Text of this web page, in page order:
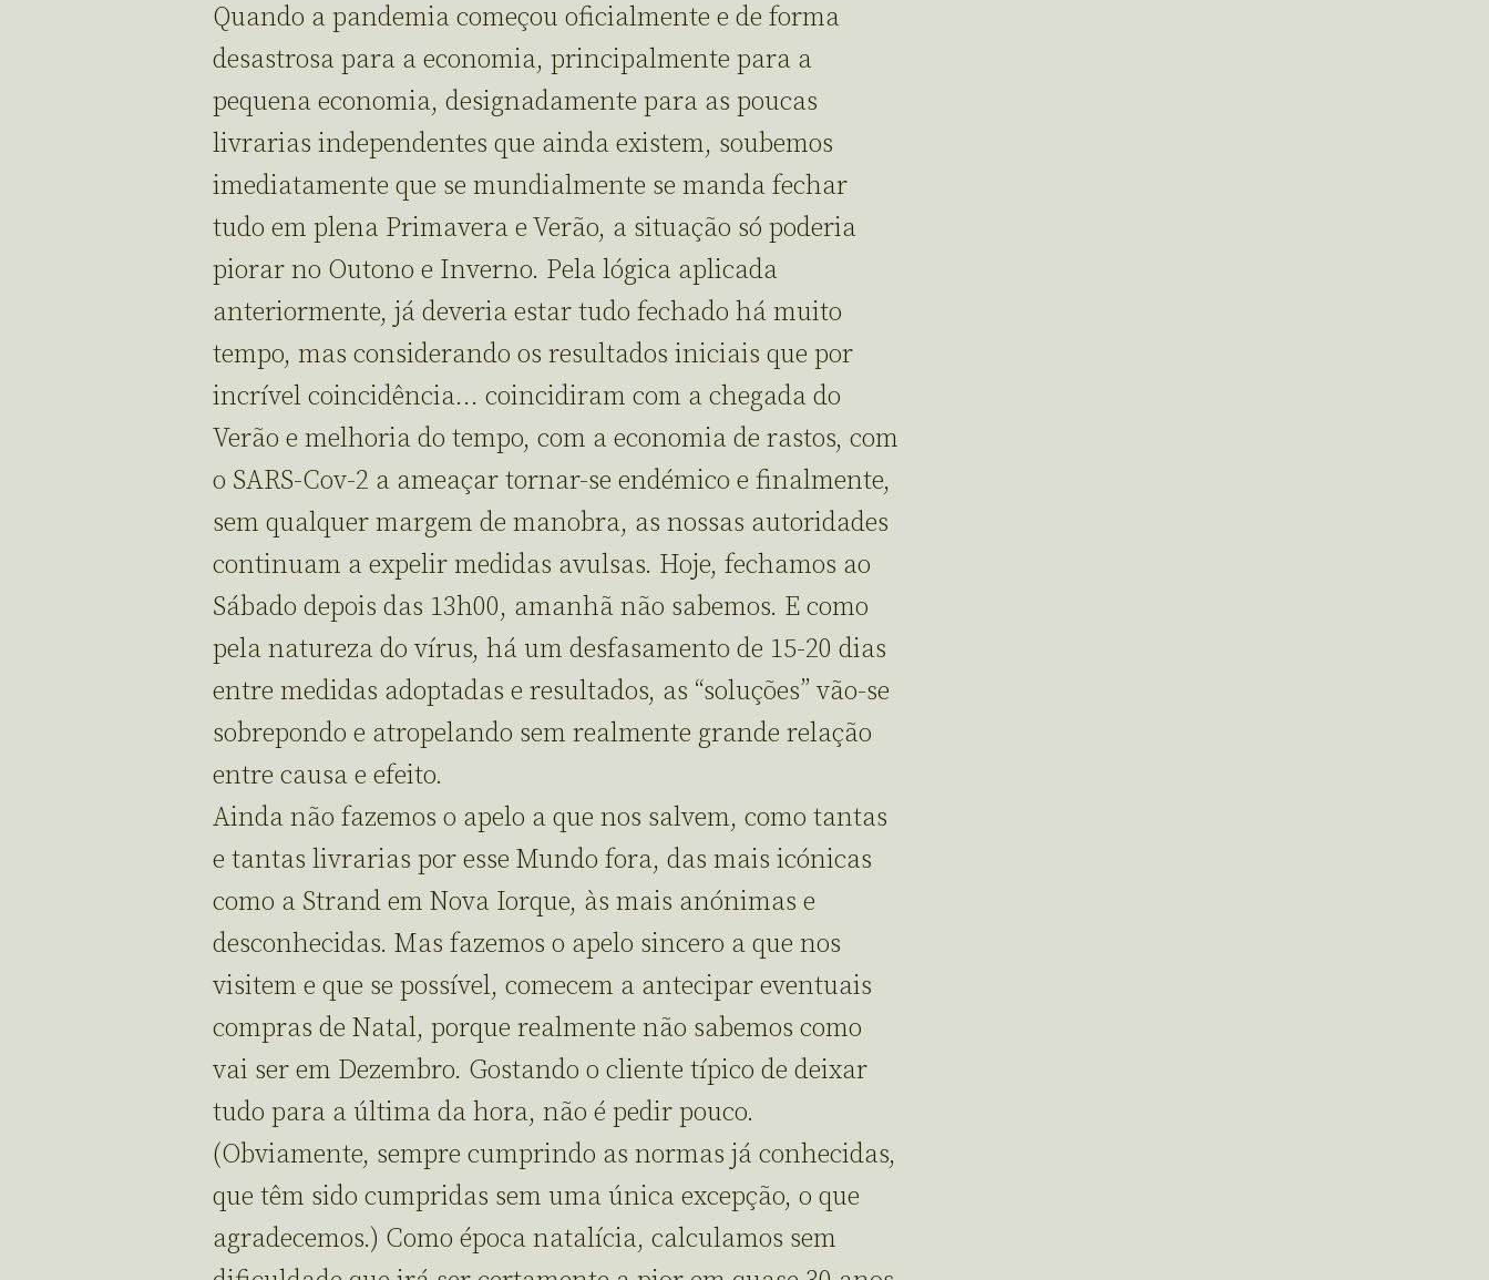
Quando a pandemia começou oficialmente e de forma
desastrosa para a economia, principalmente para a
pequena economia, designadamente para as poucas
livrarias independentes que ainda existem, soubemos
imediatamente que se mundialmente se manda fechar
tudo em plena Primavera e Verão, a situação só poderia
piorar no Outono e Inverno. Pela lógica aplicada
anteriormente, já deveria estar tudo fechado há muito
tempo, mas considerando os resultados iniciais que por
incrível coincidência… coincidiram com a chegada do
Verão e melhoria do tempo, com a economia de rastos, com
o SARS-Cov-2 a ameaçar tornar-se endémico e finalmente,
sem qualquer margem de manobra, as nossas autoridades
continuam a expelir medidas avulsas. Hoje, fechamos ao
Sábado depois das 13h00, amanhã não sabemos. E como
pela natureza do vírus, há um desfasamento de 15-20 dias
entre medidas adoptadas e resultados, as “soluções” vão-se
sobrepondo e atropelando sem realmente grande relação
entre causa e efeito.
Ainda não fazemos o apelo a que nos salvem, como tantas
e tantas livrarias por esse Mundo fora, das mais icónicas
como a Strand em Nova Iorque, às mais anónimas e
desconhecidas. Mas fazemos o apelo sincero a que nos
visitem e que se possível, comecem a antecipar eventuais
compras de Natal, porque realmente não sabemos como
vai ser em Dezembro. Gostando o cliente típico de deixar
tudo para a última da hora, não é pedir pouco.
(Obviamente, sempre cumprindo as normas já conhecidas,
que têm sido cumpridas sem uma única excepção, o que
agradecemos.) Como época natalícia, calculamos sem